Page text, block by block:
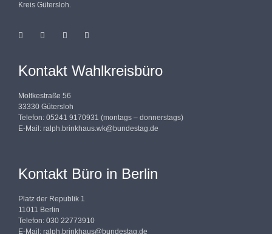
Kreis Gütersloh.
Kontakt Wahlkreisbüro
Moltkestraße 56
33330 Gütersloh
Telefon: 05241 9170931 (montags – donnerstags)
E-Mail: ralph.brinkhaus.wk@bundestag.de
Kontakt Büro in Berlin
Platz der Republik 1
11011 Berlin
Telefon: 030 22773910
E-Mail: ralph.brinkhaus@bundestag.de